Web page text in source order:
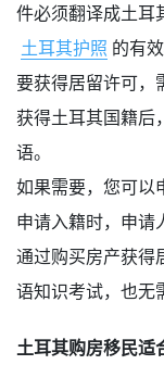
件必须翻译成土耳
土耳其护照 的有
要获得居留许可，
获得土耳其国籍后
语。
如果需要，您可以
申请入籍时，申请
通过购买房产获得
语知识考试，也无
土耳其购房移民适